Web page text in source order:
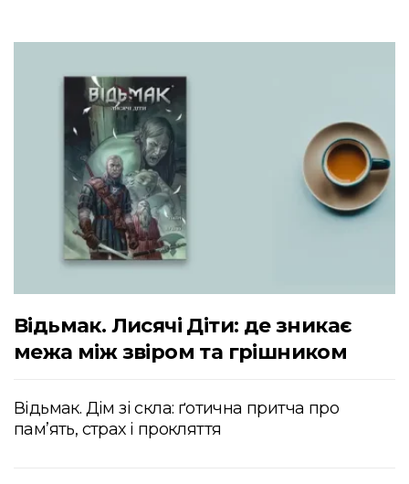
Відьмак. Лисячі Діти: де зникає
межа між звіром та грішником
Відьмак. Дім зі скла: ґотична притча про
пам’ять, страх і прокляття